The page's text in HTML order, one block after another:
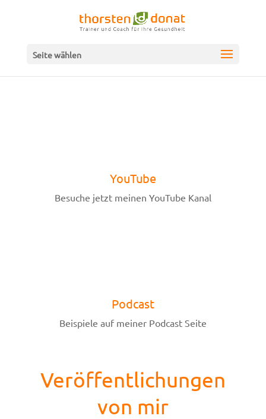
Seite wählen
YouTube
Besuche jetzt meinen YouTube Kanal
Podcast
Beispiele auf meiner Podcast Seite
Veröffentlichungen
von mir